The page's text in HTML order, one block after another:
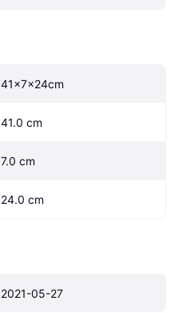
41x7x24cm
41.0 cm
7.0 cm
24.0 cm
2021-05-27